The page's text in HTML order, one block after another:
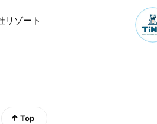
リゾート
Top